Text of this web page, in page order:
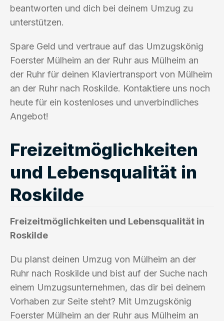
beantworten und dich bei deinem Umzug zu
unterstützen.
Spare Geld und vertraue auf das Umzugskönig
Foerster Mülheim an der Ruhr aus Mülheim an
der Ruhr für deinen Klaviertransport von Mülheim
an der Ruhr nach Roskilde. Kontaktiere uns noch
heute für ein kostenloses und unverbindliches
Angebot!
Freizeitmöglichkeiten
und Lebensqualität in
Roskilde
Freizeitmöglichkeiten und Lebensqualität in
Roskilde
Du planst deinen Umzug von Mülheim an der
Ruhr nach Roskilde und bist auf der Suche nach
einem Umzugsunternehmen, das dir bei deinem
Vorhaben zur Seite steht? Mit Umzugskönig
Foerster Mülheim an der Ruhr aus Mülheim an